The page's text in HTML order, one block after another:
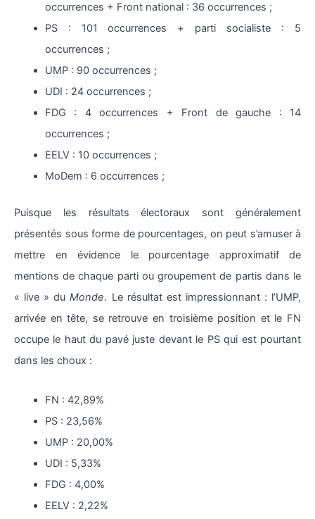
occurrences + Front national : 36 occurrences ;
PS : 101 occurrences + parti socialiste : 5
occurrences ;
UMP : 90 occurrences ;
UDI : 24 occurrences ;
FDG : 4 occurrences + Front de gauche : 14
occurrences ;
EELV : 10 occurrences ;
MoDem : 6 occurrences ;
Puisque les résultats électoraux sont généralement
présentés sous forme de pourcentages, on peut s’amuser à
mettre en évidence le pourcentage approximatif de
mentions de chaque parti ou groupement de partis dans le
« live » duMonde. Le résultat est impressionnant : l’UMP,
arrivée en tête, se retrouve en troisième position et le FN
occupe le haut du pavé juste devant le PS qui est pourtant
dans les choux :
FN : 42,89%
PS : 23,56%
UMP : 20,00%
UDI : 5,33%
FDG : 4,00%
EELV : 2,22%